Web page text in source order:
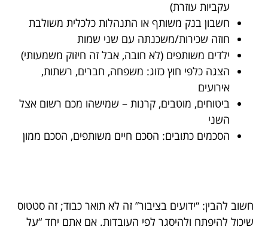
עקביות עוזרת)
חשבון בנק משותף או התנהלות כלכלית משולבת
חוזה שכירות/משכנתה עם שני שמות
ילדים משותפים (לא חובה, אבל זה חיזוק משמעותי)
הצגה כלפי חוץ כזוג: משפחה, חברים, רשתות,
אירועים
ביטוחים, מוטבים, קרנות – שמישהו מכם רשום אצל
השני
הסכמים כתובים: הסכם חיים משותפים, הסכם ממון
חשוב להבין: “ידועים בציבור” זה לא תואר כבוד; זה סטטוס
שיכול להיפתח ולהיסגר לפי העובדות. אם אתם יחד “על